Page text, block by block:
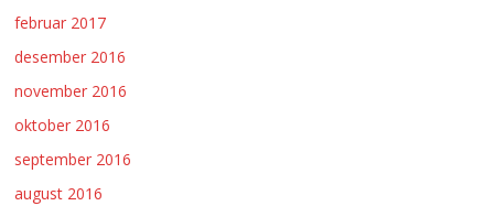
februar 2017
desember 2016
november 2016
oktober 2016
september 2016
august 2016